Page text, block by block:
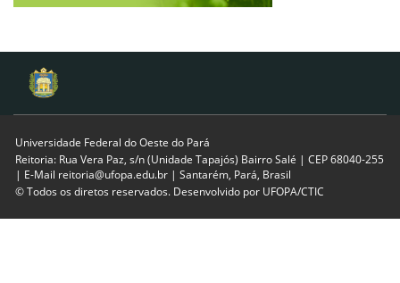
Universidade Federal do Oeste do Pará
Reitoria: Rua Vera Paz, s/n (Unidade Tapajós) Bairro Salé | CEP 68040-255
| E-Mail reitoria@ufopa.edu.br | Santarém, Pará, Brasil
© Todos os diretos reservados. Desenvolvido por UFOPA/CTIC